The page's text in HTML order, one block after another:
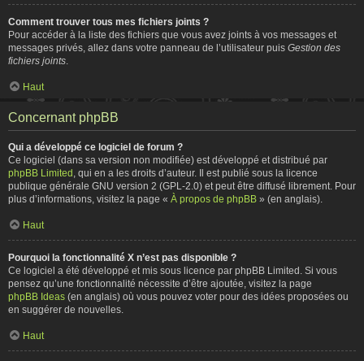
Comment trouver tous mes fichiers joints ?
Pour accéder à la liste des fichiers que vous avez joints à vos messages et
messages privés, allez dans votre panneau de l’utilisateur puis Gestion des
fichiers joints
Haut
Concernant phpBB
Qui a développé ce logiciel de forum ?
Ce logiciel (dans sa version non modifiée) est développé et distribué par
phpBB Limited , qui en a les droits d’auteur. Il est publié sous la licence
publique générale GNU version 2 (GPL-2.0) et peut être diffusé librement. Pour
plus d’informations, visitez la page « À propos de phpBB » (en anglais).
Haut
Pourquoi la fonctionnalité X n’est pas disponible ?
Ce logiciel a été développé et mis sous licence par phpBB Limited. Si vous
pensez qu’une fonctionnalité nécessite d’être ajoutée, visitez la page
phpBB Ideas (en anglais) où vous pouvez voter pour des idées proposées ou
en suggérer de nouvelles.
Haut